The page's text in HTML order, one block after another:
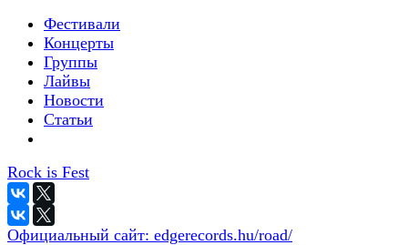
Фестивали
Концерты
Группы
Лайвы
Новости
Статьи
Rock is Fest
Официальный сайт: edgerecords.hu/road/